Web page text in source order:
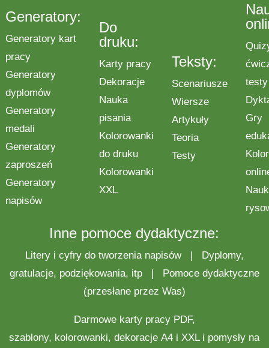
Generatory:
Generatory kart
pracy
Generatory
dyplomów
Generatory
medali
Generatory
zaproszeń
Generatory
napisów
Do
druku:
Karty pracy
Dekoracje
Nauka
pisania
Kolorowanki
do druku
Kolorowanki
XXL
Teksty:
Scenariusze
Wiersze
Artykuły
Teoria
Testy
testy
Gry
Inne pomoce dydaktyczne:
Litery i cyfry do tworzenia napisów| Dyplomy,
gratulacje, podziękowania, itp| Pomoce dydaktyczne
(przesłane przez Was)
Darmowe karty pracyPDF,
szablony, kolorowanki,dekoracje A4 i XXL i pomysły na